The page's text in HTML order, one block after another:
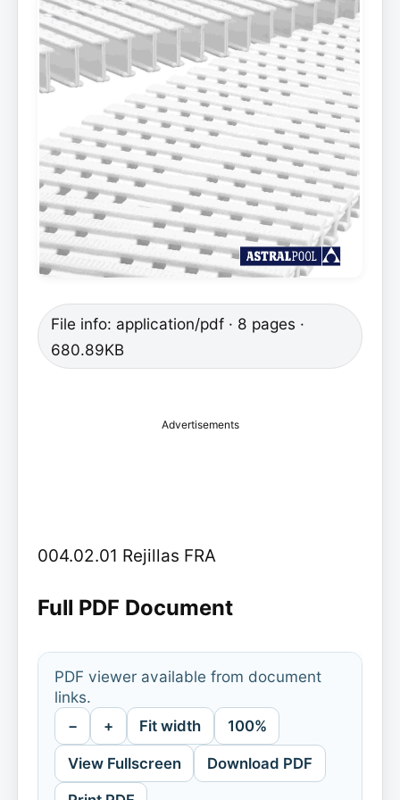
File info: application/pdf · 8 pages ·
680.89KB
Advertisements
004.02.01 Rejillas FRA
Full PDF Document
PDF viewer available from document
links.
− + Fit width 100%
View Fullscreen Download PDF